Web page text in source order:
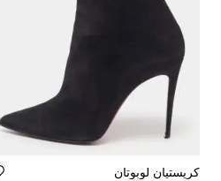
كريستيان لوبوتان